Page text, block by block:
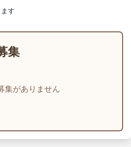
す
集
集がありません